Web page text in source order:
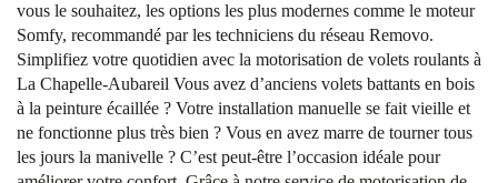
vous le souhaitez, les options les plus modernes comme le moteur
Somfy, recommandé par les techniciens du réseau Removo.
Simplifiez votre quotidien avec la motorisation de volets roulants à
La Chapelle-Aubareil Vous avez d’anciens volets battants en bois
à la peinture écaillée ? Votre installation manuelle se fait vieille et
ne fonctionne plus très bien ? Vous en avez marre de tourner tous
les jours la manivelle ? C’est peut-être l’occasion idéale pour